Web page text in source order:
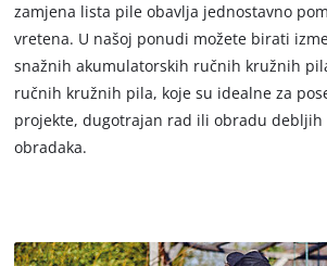
zamjena lista pile obavlja jednostavno
vretena. U našoj ponudi možete birati
snažnih akumulatorskih ručnih kružnih
ručnih kružnih pila, koje su idealne za
projekte, dugotrajan rad ili obradu
obradaka.